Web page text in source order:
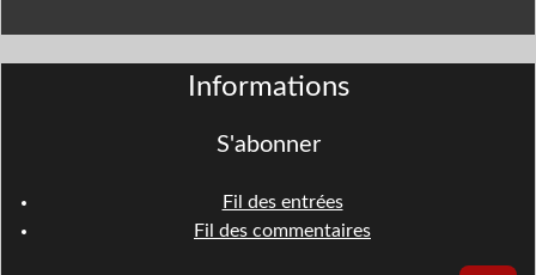
Informations
S'abonner
Fil des entrées
Fil des commentaires